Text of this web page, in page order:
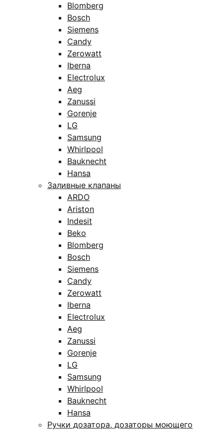
Blomberg
Bosch
Siemens
Candy
Zerowatt
Iberna
Electrolux
Aeg
Zanussi
Gorenje
LG
Samsung
Whirlpool
Bauknecht
Hansa
Заливные клапаны
ARDO
Ariston
Indesit
Beko
Blomberg
Bosch
Siemens
Candy
Zerowatt
Iberna
Electrolux
Aeg
Zanussi
Gorenje
LG
Samsung
Whirlpool
Bauknecht
Hansa
Ручки дозатора, дозаторы моющего